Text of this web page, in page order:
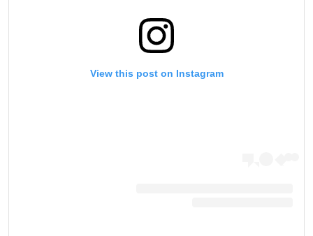
View this post on Instagram